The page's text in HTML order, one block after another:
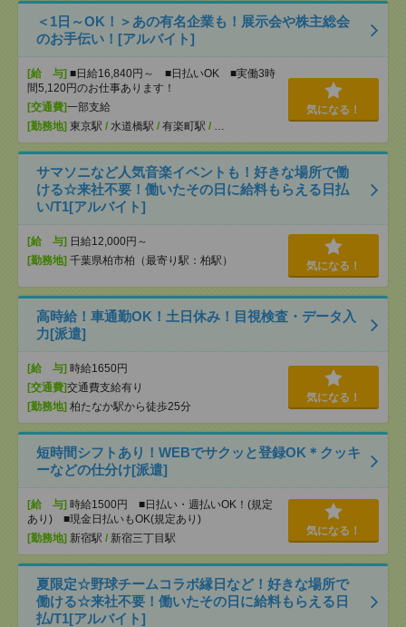
＜1日～OK！＞あの有名企業も！展示会や株主総会
のお手伝い！[アルバイト]
[給 与] ■日給16,840円～ ■日払いOK ■実働3時
間5,120円のお仕事あります！
[交通費]一部支給
[勤務地] 東京駅 / 水道橋駅 / 有楽町駅 / …
気になる！
サマソニなど人気音楽イベントも！好きな場所で働
ける☆来社不要！働いたその日に給料もらえる日払
い/T1[アルバイト]
[給 与] 日給12,000円～
[勤務地] 千葉県柏市柏（最寄り駅：柏駅） 気になる！
高時給！車通勤OK！土日休み！目視検査・データ入
力[派遣]
[給 与] 時給1650円
[交通費]交通費支給有り
[勤務地] 柏たなか駅から徒歩25分
気になる！
短時間シフトあり！WEBでサクッと登録OK＊クッキ
ーなどの仕分け[派遣]
[給 与] 時給1500円 ■日払い・週払いOK！(規定
あり) ■現金日払いもOK(規定あり)
[勤務地] 新宿駅 / 新宿三丁目駅
気になる！
夏限定☆野球チームコラボ縁日など！好きな場所で
働ける☆来社不要！働いたその日に給料もらえる日
払/T1[アルバイト]